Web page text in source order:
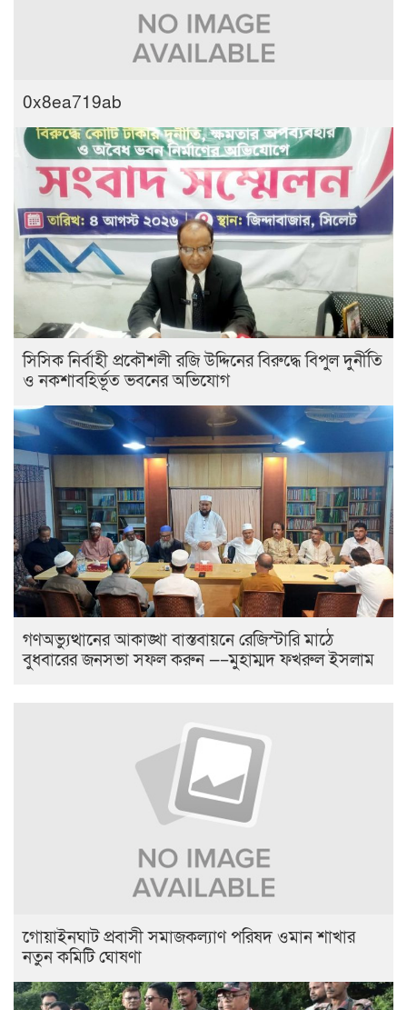
0x8ea719ab
সিসিক নির্বাহী প্রকৌশলী রজি উদ্দিনের বিরুদ্ধে বিপুল দুর্নীতি
ও নকশাবহির্ভূত ভবনের অভিযোগ
গণঅভ্যুত্থানের আকাঙ্খা বাস্তবায়নে রেজিস্টারি মাঠে
বুধবারের জনসভা সফল করুন —–মুহাম্মদ ফখরুল ইসলাম
‎গোয়াইনঘাট প্রবাসী সমাজকল্যাণ পরিষদ ওমান শাখার
নতুন কমিটি ঘোষণা